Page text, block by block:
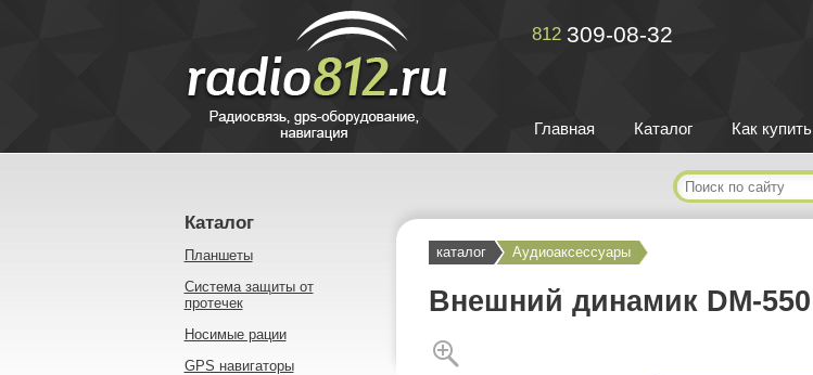
812 309-08-32
Главная Каталог Как купить
Каталог
Планшеты
Система защиты от
протечек
Носимые рации
GPS навигаторы
каталог Аудиоаксессуары
Внешний динамик DM-550